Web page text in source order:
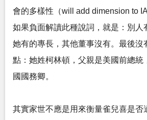
會的多樣性（will add dimension to
如果負面解讀此種說詞，就是：別人
她有的專長，其他董事沒有。最後沒
點：她姓柯林頓，父親是美國前總統
國國務卿。
其實家世不應是用來衡量雀兒喜是否